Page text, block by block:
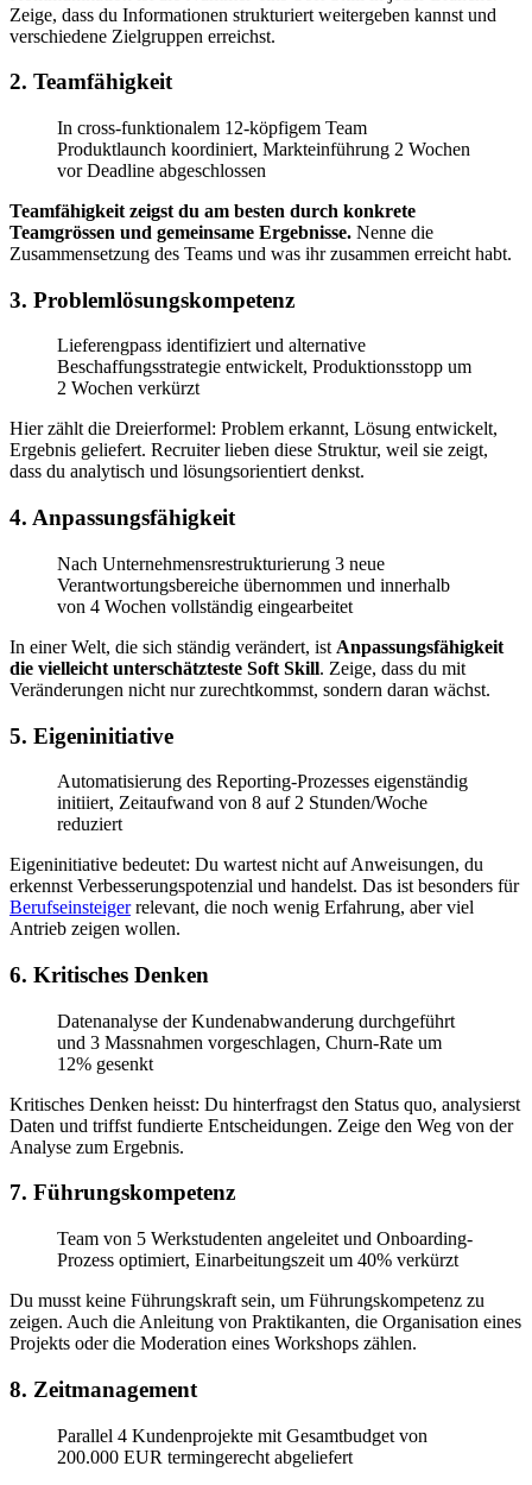
Zeige, dass du Informationen strukturiert weitergeben kannst und
verschiedene Zielgruppen erreichst.
2. Teamfähigkeit
In cross-funktionalem 12-köpfigem Team
Produktlaunch koordiniert, Markteinführung 2 Wochen
vor Deadline abgeschlossen
Teamfähigkeit zeigst du am besten durch konkrete
Teamgrössen und gemeinsame Ergebnisse. Nenne die
Zusammensetzung des Teams und was ihr zusammen erreicht habt.
3. Problemlösungskompetenz
Lieferengpass identifiziert und alternative
Beschaffungsstrategie entwickelt, Produktionsstopp um
2 Wochen verkürzt
Hier zählt die Dreierformel: Problem erkannt, Lösung entwickelt,
Ergebnis geliefert. Recruiter lieben diese Struktur, weil sie zeigt,
dass du analytisch und lösungsorientiert denkst.
4. Anpassungsfähigkeit
Nach Unternehmensrestrukturierung 3 neue
Verantwortungsbereiche übernommen und innerhalb
von 4 Wochen vollständig eingearbeitet
In einer Welt, die sich ständig verändert, ist Anpassungsfähigkeit
die vielleicht unterschätzteste Soft Skill. Zeige, dass du mit
Veränderungen nicht nur zurechtkommst, sondern daran wächst.
5. Eigeninitiative
Automatisierung des Reporting-Prozesses eigenständig
initiiert, Zeitaufwand von 8 auf 2 Stunden/Woche
reduziert
Eigeninitiative bedeutet: Du wartest nicht auf Anweisungen, du
erkennst Verbesserungspotenzial und handelst. Das ist besonders für
Berufseinsteigerrelevant, die noch wenig Erfahrung, aber viel
Antrieb zeigen wollen.
6. Kritisches Denken
Datenanalyse der Kundenabwanderung durchgeführt
und 3 Massnahmen vorgeschlagen, Churn-Rate um
12% gesenkt
Kritisches Denken heisst: Du hinterfragst den Status quo, analysierst
Daten und triffst fundierte Entscheidungen. Zeige den Weg von der
Analyse zum Ergebnis.
7. Führungskompetenz
Team von 5 Werkstudenten angeleitet und Onboarding-
Prozess optimiert, Einarbeitungszeit um 40% verkürzt
Du musst keine Führungskraft sein, um Führungskompetenz zu
zeigen. Auch die Anleitung von Praktikanten, die Organisation eines
Projekts oder die Moderation eines Workshops zählen.
8. Zeitmanagement
Parallel 4 Kundenprojekte mit Gesamtbudget von
200.000 EUR termingerecht abgeliefert